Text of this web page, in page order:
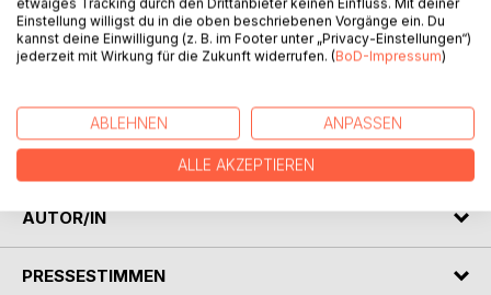
spricht persönlich auf dem Amt vor...
Inspiriert von einer Postkartenausstellung im
Industriemuseum Freudenthaler Sensenhammer legen die
messerscharfe Texte vor, die sich um die Sense ranken -
ein Werkzeug, aufgeladen mit Tod und Leben und allem,
was dazwischen liegt.
AUTOR/IN
PRESSESTIMMEN
etwaiges Tracking durch den Drittanbieter keinen Einfluss. Mit deiner
Einstellung willigst du in die oben beschriebenen Vorgänge ein. Du
kannst deine Einwilligung (z. B. im Footer unter „Privacy-Einstellungen“)
jederzeit mit Wirkung für die Zukunft widerrufen. (BoD-Impressum)
ABLEHNEN ANPASSEN
ALLE AKZEPTIEREN